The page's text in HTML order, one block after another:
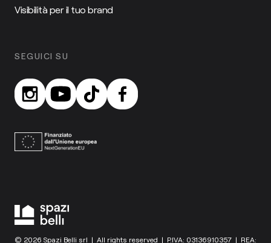
Visibilità per il tuo brand
SEGUICI SU
© 2026 Spazi Belli srl | All rights reserved | P.IVA: 03136910357 | REA: